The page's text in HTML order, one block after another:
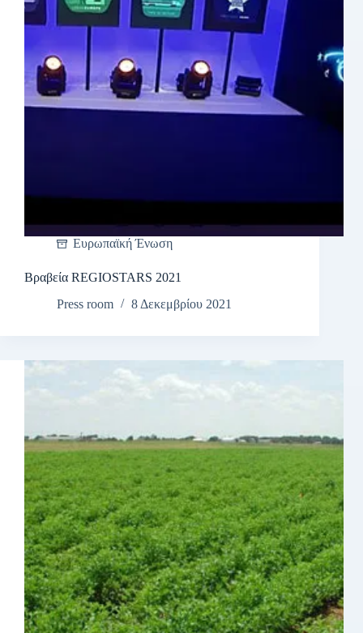
Ευρωπαϊκή Ένωση
Βραβεία REGIOSTARS 2021
Press room
8 Δεκεμβρίου 2021